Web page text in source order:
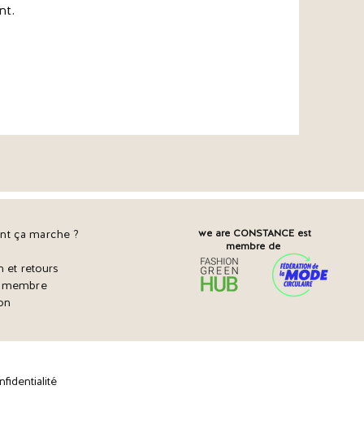
ça marche ?
et retours
we are CONSTANCE est
membre de